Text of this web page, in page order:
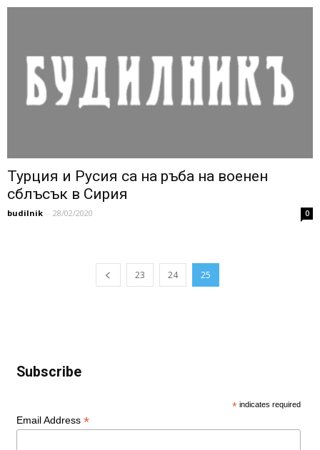
Турция и Русия са на ръба на военен
сблъсък в Сирия
budilnik - 28/02/2020 0
23 24 25
Subscribe
* indicates required
Email Address *